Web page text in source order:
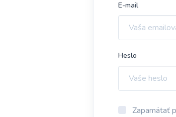
E-mail
Heslo
Zapamätať